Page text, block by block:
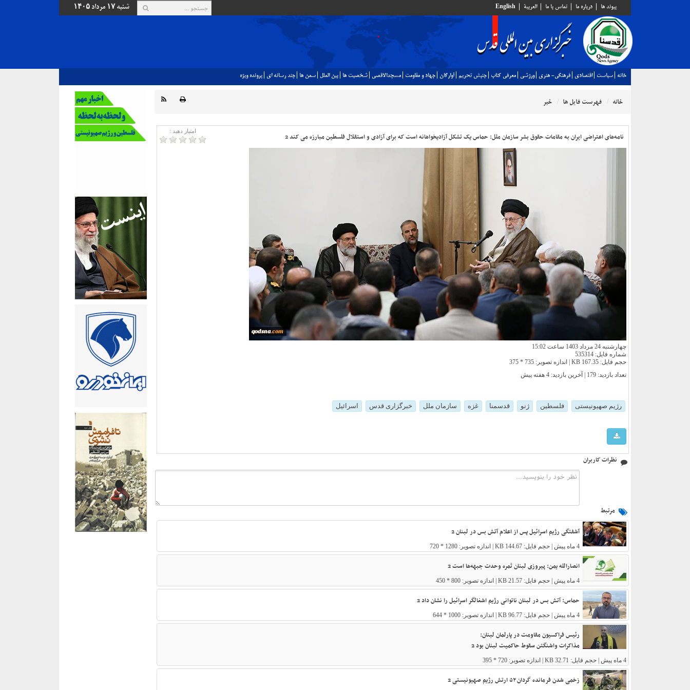
پيوند ها درباره ما تماس با ما العربية English شنبه ۱۷ مرداد ۱۴۰۵
خانه سياست اقتصادي فرهنگي- هنري ورزشي معرفي كتاب جنبش تحريم آوارگان جهاد و مقاومت مسجدالاقصي شخصيت ها بين الملل سمن ها چند رسانه اي پرونده ويژه
خانه فهرست فایل ها خبر
امتیاز دهید :
نامه‌های اعتراضی ایران به مقامات حقوق بشر سازمان ملل: حماس یک تشکل آزادیخواهانه است که برای آزادی و استقلال فلسطین مبارزه می کند 2
چهارشنبه 24 مرداد 1403 ساعت 15:02
شماره فایل: 535314
حجم فایل: 167.35 KB | اندازه تصویر: 735 * 375
تعداد بازدید: 179 | آخرین بازدید:
4 هفته پیش
رژیم صهیونیستی فلسطین ژنو قدسمنا غزه سازمان ملل خبرگزاری قدس اسرائیل
نظرات کاربران
مرتبط
آشفتگی رژیم اسرائیل پس از اعلام آتش بس در لبنان 2
4 ماه پیش | حجم فایل: 144.67 KB | اندازه تصویر: 1280 * 720
انصارالله یمن: پیروزی لبنان ثمره وحدت جبهه‌ها است 2
4 ماه پیش | حجم فایل: 21.57 KB | اندازه تصویر: 800 * 450
حماس: آتش بس در لبنان ناتوانی رژیم اشغالگر اسرائیل را نشان داد 2
4 ماه پیش | حجم فایل: 96.77 KB | اندازه تصویر: 1000 * 644
رئیس فراکسیون مقاومت در پارلمان لبنان:
مذاکرات واشنگتن سقوط حاکمیت لبنان بود 2
4 ماه پیش | حجم فایل: 32.71 KB | اندازه تصویر: 720 * 395
زخمی شدن فرمانده گردان ۵۲ ارتش رژیم صهیونیستی 2